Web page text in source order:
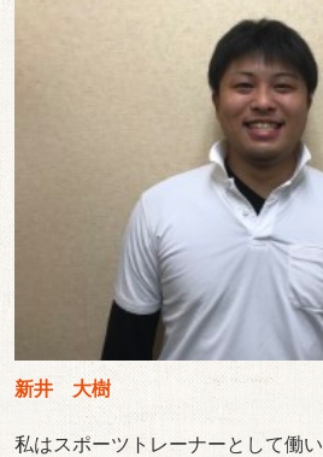
新井 大樹
私はスポーツトレーナーとして働